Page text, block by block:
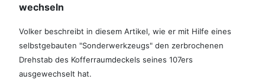
wechseln
Volker beschreibt in diesem Artikel, wie er mit Hilfe eines
selbstgebauten "Sonderwerkzeugs" den zerbrochenen
Drehstab des Kofferraumdeckels seines 107ers
ausgewechselt hat.